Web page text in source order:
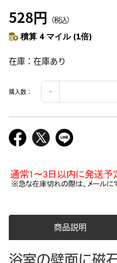
528円 （税込）
積算 4 マイル (1倍)
在庫 在庫あり
購入数：
商品説明